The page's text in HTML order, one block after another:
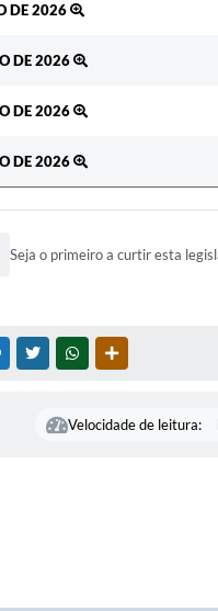
DE 2026
DE 2026
DE 2026
DE 2026
Seja o primeiro a curtir esta
MESSENGER
TWITTERWHATSAPP
Velocidade de leitura: